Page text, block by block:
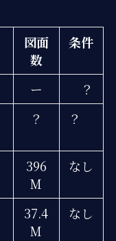
図面
数
条件
ー
？
？ ？
396
M
なし
37.4
M
なし